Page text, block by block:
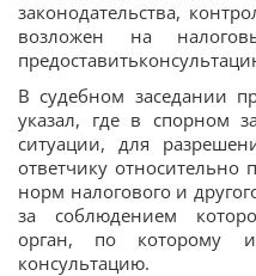
законодательства,
возложен на
В судебном заседании
указал, где в спорном
ситуации, для
ответчику относительно
норм налогового и
за соблюдением
орган, по которому
консультацию.